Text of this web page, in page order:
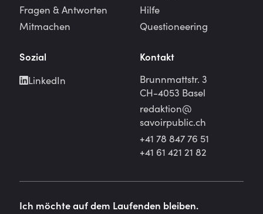
Fragen & Antworten
Mitmachen
Hilfe
Questioneering
Sozial
LinkedIn
Kontakt
Brunnmattstr. 3
CH-4053 Basel
redaktion@
savoirpublic.ch
+41 78 847 76 51
+41 61 421 21 82
Ich möchte auf dem Laufenden bleiben.